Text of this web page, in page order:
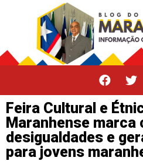
Feira Cultural e
Maranhense marca
desigualdades e
para jovens